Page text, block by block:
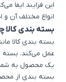
این فرایند ایفا
انواع مختلف آن و
بسته بندی
بسته بندی کالا
عمل می‌کند. بسته
یک محصول به
بسته بندی از